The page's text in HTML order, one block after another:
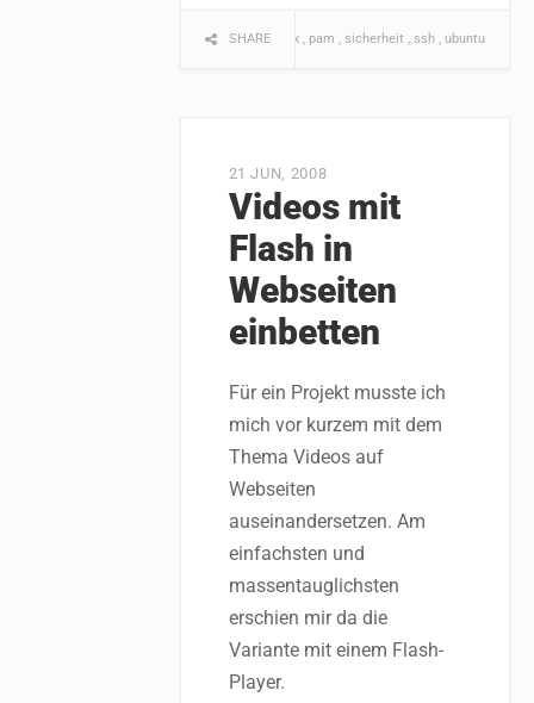
SHARE
computer linux pam sicherheit ssh ubuntu
21 JUN, 2008
Videos mit
Flash in
Webseiten
einbetten
Für ein Projekt musste ich
mich vor kurzem mit dem
Thema Videos auf
Webseiten
auseinandersetzen. Am
einfachsten und
massentauglichsten
erschien mir da die
Variante mit einem Flash-
Player.